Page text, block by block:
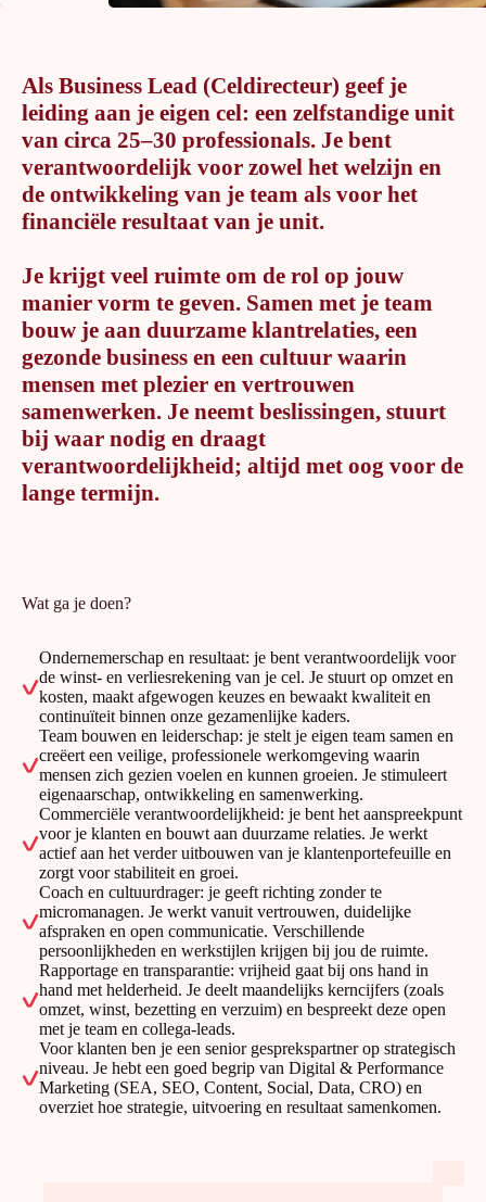
Als Business Lead (Celdirecteur) geef je
leiding aan je eigen cel: een zelfstandige unit
van circa 25–30 professionals. Je bent
verantwoordelijk voor zowel het welzijn en
de ontwikkeling van je team als voor het
financiële resultaat van je unit.
Je krijgt veel ruimte om de rol op jouw
manier vorm te geven. Samen met je team
bouw je aan duurzame klantrelaties, een
gezonde business en een cultuur waarin
mensen met plezier en vertrouwen
samenwerken. Je neemt beslissingen, stuurt
bij waar nodig en draagt
verantwoordelijkheid; altijd met oog voor de
lange termijn.
Wat ga je doen?
Ondernemerschap en resultaat: je bent verantwoordelijk voor
de winst- en verliesrekening van je cel. Je stuurt op omzet en
kosten, maakt afgewogen keuzes en bewaakt kwaliteit en
continuïteit binnen onze gezamenlijke kaders.
Team bouwen en leiderschap: je stelt je eigen team samen en
creëert een veilige, professionele werkomgeving waarin
mensen zich gezien voelen en kunnen groeien. Je stimuleert
eigenaarschap, ontwikkeling en samenwerking.
Commerciële verantwoordelijkheid: je bent het aanspreekpunt
voor je klanten en bouwt aan duurzame relaties. Je werkt
actief aan het verder uitbouwen van je klantenportefeuille en
zorgt voor stabiliteit en groei.
Coach en cultuurdrager: je geeft richting zonder te
micromanagen. Je werkt vanuit vertrouwen, duidelijke
afspraken en open communicatie. Verschillende
persoonlijkheden en werkstijlen krijgen bij jou de ruimte.
Rapportage en transparantie: vrijheid gaat bij ons hand in
hand met helderheid. Je deelt maandelijks kerncijfers (zoals
omzet, winst, bezetting en verzuim) en bespreekt deze open
met je team en collega-leads.
Voor klanten ben je een senior gesprekspartner op strategisch
niveau. Je hebt een goed begrip van Digital & Performance
Marketing (SEA, SEO, Content, Social, Data, CRO) en
overziet hoe strategie, uitvoering en resultaat samenkomen.